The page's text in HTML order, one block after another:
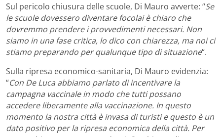
Sul pericolo chiusura delle scuole, Di Mauro avverte: “Se
le scuole dovessero diventare focolai è chiaro che
dovremmo prendere i provvedimenti necessari. Non
siamo in una fase critica, lo dico con chiarezza, ma noi ci
stiamo preparando per qualunque tipo di situazione“.
Sulla ripresa economico-sanitaria, Di Mauro evidenzia:
“Con De Luca abbiamo parlato di incentivare la
campagna vaccinale in modo che tutti possano
accedere liberamente alla vaccinazione. In questo
momento la nostra città è invasa di turisti e questo è un
dato positivo per la ripresa economica della città. Per